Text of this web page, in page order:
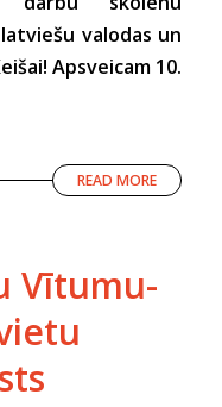
valodas un
Apsveicam 10.
READ MORE
Vītumu-